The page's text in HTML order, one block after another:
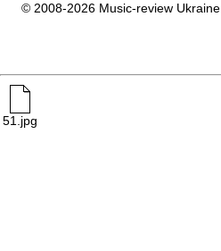
© 2008-2026 Music-review Ukraine
51.jpg